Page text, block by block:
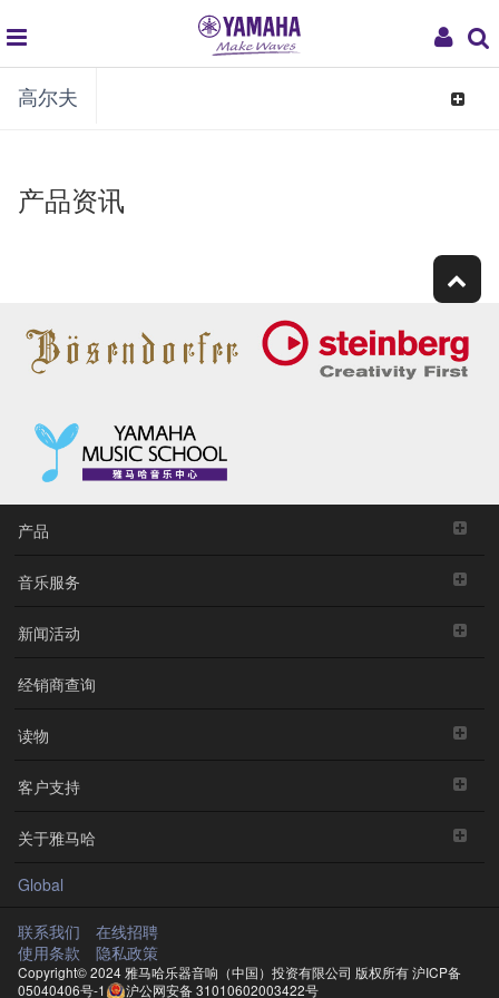
My
global
navigation
高尔夫
Toggle
产品资讯
产品
音乐服务
新闻活动
经销商查询
读物
客户支持
关于雅马哈
Global
联系我们
在线招聘
使用条款
隐私政策
Copyright© 2024 雅马哈乐器音响（中国）投资有限公司 版权所有沪ICP备
05040406号-1
沪公网安备 31010602003422号